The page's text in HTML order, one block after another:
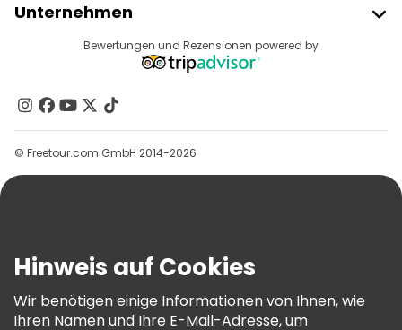
Anbieter-Anmeldung
Affiliate-Programm
Unternehmen
Reiseziele
Kontakt
Gruppen
Hilfe
AGB Und Rechtliches
Cookie-Richtlinie
Bewertungen und Rezensionen powered by
© Freetour.com GmbH 2014-2026
Hinweis auf Cookies
Wir benötigen einige Informationen von Ihnen, wie
Ihren Namen und Ihre E-Mail-Adresse, um